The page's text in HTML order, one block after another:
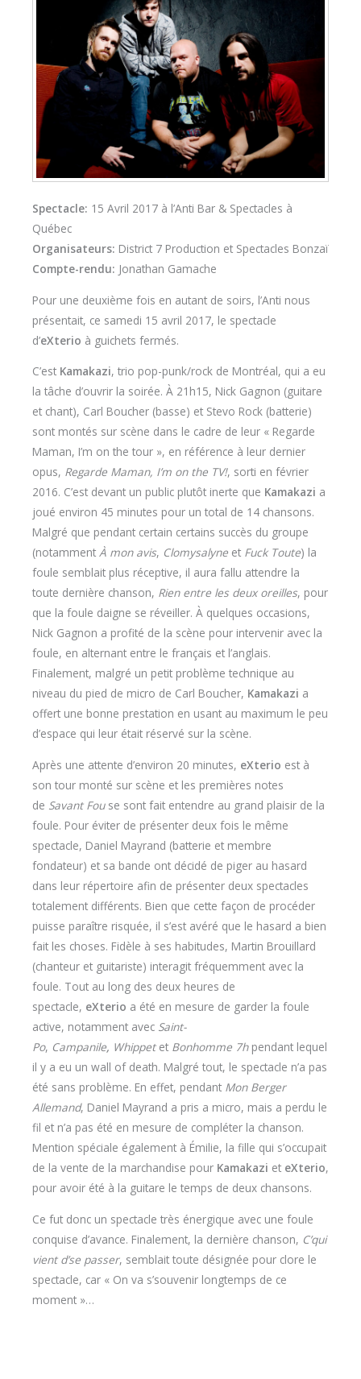
Spectacle: 15 Avril 2017 à l’Anti Bar & Spectacles à
Québec
Organisateurs: District 7 Production et Spectacles Bonzaï
Compte-rendu: Jonathan Gamache
Pour une deuxième fois en autant de soirs, l’Anti nous
présentait, ce samedi 15 avril 2017, le spectacle
d’eXterio à guichets fermés.
C’est Kamakazi, trio pop-punk/rock de Montréal, qui a eu
la tâche d’ouvrir la soirée. À 21h15, Nick Gagnon (guitare
et chant), Carl Boucher (basse) et Stevo Rock (batterie)
sont montés sur scène dans le cadre de leur « Regarde
Maman, I’m on the tour », en référence à leur dernier
opus, Regarde Maman, I’m on the TV!, sorti en février
2016. C’est devant un public plutôt inerte que Kamakazi a
joué environ 45 minutes pour un total de 14 chansons.
Malgré que pendant certain certains succès du groupe
(notamment À mon avis, Clomysalyne et Fuck Toute) la
foule semblait plus réceptive, il aura fallu attendre la
toute dernière chanson, Rien entre les deux oreilles, pour
que la foule daigne se réveiller. À quelques occasions,
Nick Gagnon a profité de la scène pour intervenir avec la
foule, en alternant entre le français et l’anglais.
Finalement, malgré un petit problème technique au
niveau du pied de micro de Carl Boucher, Kamakazi a
offert une bonne prestation en usant au maximum le peu
d’espace qui leur était réservé sur la scène.
Après une attente d’environ 20 minutes, eXterio est à
son tour monté sur scène et les premières notes
de Savant Fouse sont fait entendre au grand plaisir de la
foule. Pour éviter de présenter deux fois le même
spectacle, Daniel Mayrand (batterie et membre
fondateur) et sa bande ont décidé de piger au hasard
dans leur répertoire afin de présenter deux spectacles
totalement différents. Bien que cette façon de procéder
puisse paraître risquée, il s’est avéré que le hasard a bien
fait les choses. Fidèle à ses habitudes, Martin Brouillard
(chanteur et guitariste) interagit fréquemment avec la
foule. Tout au long des deux heures de
spectacle, eXterio a été en mesure de garder la foule
active, notamment avec Saint-
Po, Campanile, Whippetet Bonhomme 7hpendant lequel
il y a eu un wall of death. Malgré tout, le spectacle n’a pas
été sans problème. En effet, pendant Mon Berger
Allemand, Daniel Mayrand a pris a micro, mais a perdu le
fil et n’a pas été en mesure de compléter la chanson.
Mention spéciale également à Émilie, la fille qui s’occupait
de la vente de la marchandise pour Kamakazi et eXterio,
pour avoir été à la guitare le temps de deux chansons.
Ce fut donc un spectacle très énergique avec une foule
conquise d’avance. Finalement, la dernière chanson, C’qui
vient d’se passer, semblait toute désignée pour clore le
spectacle, car « On va s’souvenir longtemps de ce
moment »…